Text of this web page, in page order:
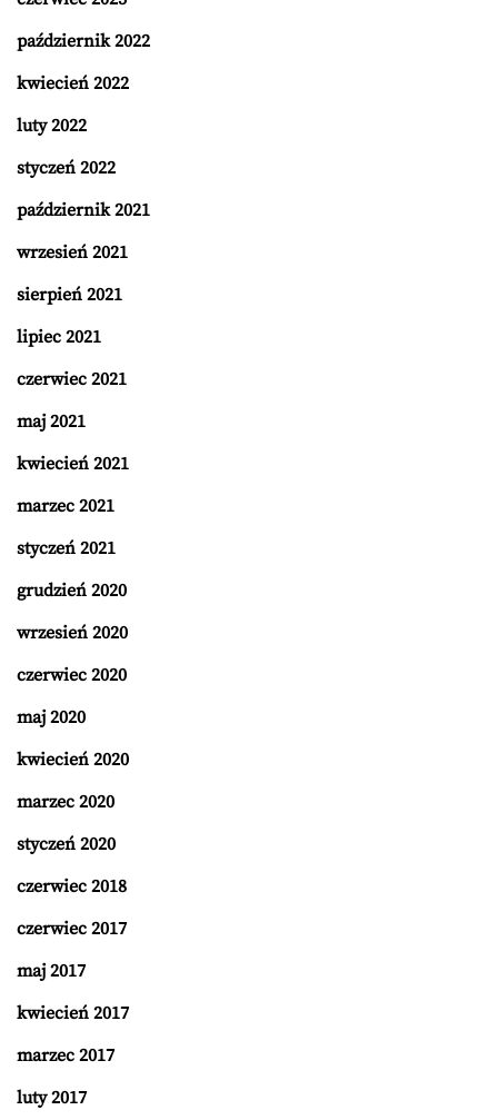
październik 2022
kwiecień 2022
luty 2022
styczeń 2022
październik 2021
wrzesień 2021
sierpień 2021
lipiec 2021
czerwiec 2021
maj 2021
kwiecień 2021
marzec 2021
styczeń 2021
grudzień 2020
wrzesień 2020
czerwiec 2020
maj 2020
kwiecień 2020
marzec 2020
styczeń 2020
czerwiec 2018
czerwiec 2017
maj 2017
kwiecień 2017
marzec 2017
luty 2017